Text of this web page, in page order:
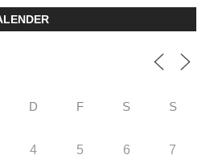
D F S S
4 5 6 7